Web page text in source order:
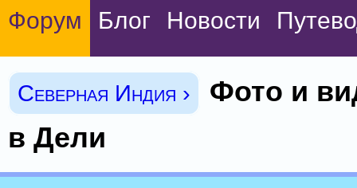
Форум Блог Новости
Северная Индия ›
Фото и
в Дели